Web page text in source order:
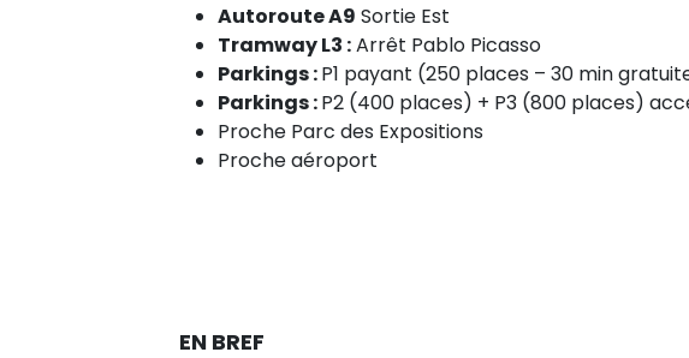
Autoroute A9 Sortie Est
Tramway L3 :Arrêt Pablo Picasso
Parkings :P1 payant (250 places – 30 min
Parkings :P2 (400 places) + P3 (800 places)
Proche Parc des Expositions
Proche aéroport
EN BREF